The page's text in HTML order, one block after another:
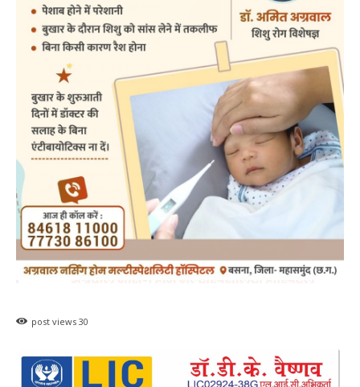
post views 30